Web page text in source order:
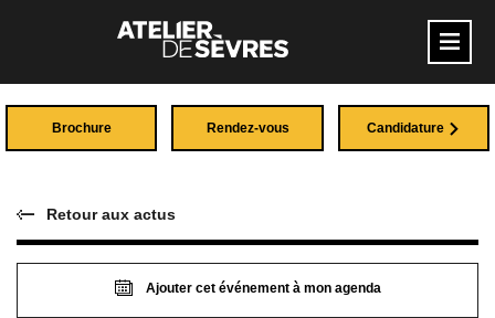
Brochure Rendez-vous Candidature
Retour aux actus
Ajouter cet événement à mon agenda